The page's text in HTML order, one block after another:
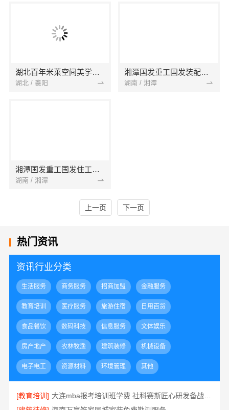
湖北百年米莱空间美学装饰材料有限公司
湖北 / 襄阳
湘潭国发重工国发装配建筑
湖南 / 湘潭
湘潭国发重工国发住工建筑
湖南 / 湘潭
上一页 下一页
热门资讯
资讯行业分类
生活服务 商务服务 招商加盟 金融服务
教育培训 医疗服务 旅游住宿 日用百货
食品餐饮 数码科技 信息服务 文体娱乐
房产地产 农林牧渔 建筑装修 机械设备
电子电工 资源材料 环境管理 其他
[教育培训]
大连mba报考培训班学费 社科赛斯匠心研发备战MBA考研